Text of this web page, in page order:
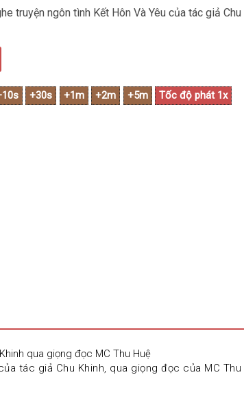
truyện ngôn tình Kết Hôn Và Yêu của tác giả
qua giọng đọc MC Thu Huệ
tác giả Chu Khinh, qua giọng đọc của MC Thu